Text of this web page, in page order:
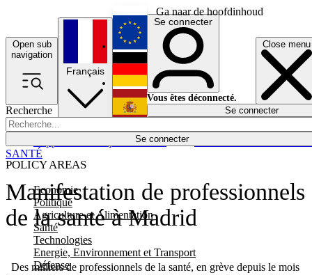
Ga naar de hoofdinhoud
Open sub
navigation
Close menu
Recherche
Se connecter
POLICY AREAS
Economie
Politique
Agriculture et Alimentation
Santé
Technologies
Energie, Environnement et Transport
Défense
Économie
Français
English
Deutsch
Español
Se connecter
Vous êtes déconnecté.
Se connecter
Manifestation de professionnels
de la santé à Madrid
Des milliers de professionnels de la santé, en grève depuis le mois
SANTÉ